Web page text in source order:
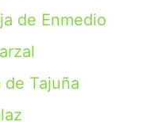
de Enmedio
de Tajuña